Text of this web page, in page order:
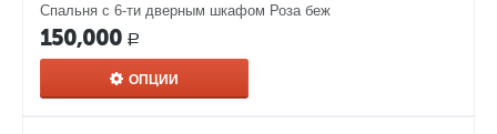
Спальня с 6-ти дверным шкафом Роза беж
150,000 Р
ОПЦИИ